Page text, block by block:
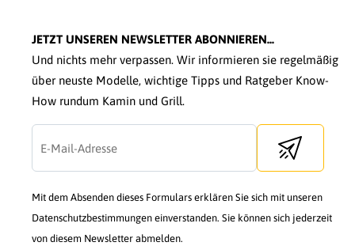
JETZT UNSEREN NEWSLETTER ABONNIEREN...
Und nichts mehr verpassen. Wir informieren sie regelmäßig
über neuste Modelle, wichtige Tipps und Ratgeber Know-
How rundum Kamin und Grill.
Send
Mit dem Absenden dieses Formulars erklären Sie sich mit unseren
Datenschutzbestimmungen einverstanden. Sie können sich jederzeit
von diesem Newsletter abmelden.